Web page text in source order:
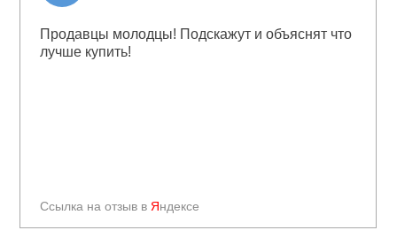
Ссылка на отзыв в Яндексе
Продавцы молодцы! Подскажут и объяснят что
лучше купить!